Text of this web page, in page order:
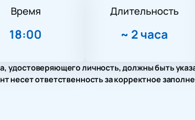
Время
18:00
Длительность
~ 2 часа
удостоверяющего личность, должны быть
ответственность за корректное